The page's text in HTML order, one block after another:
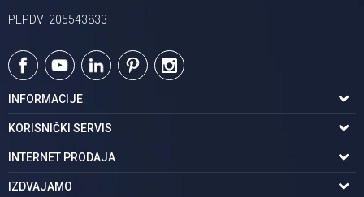
PEPDV: 205543833
INFORMACIJE
O nama
Podaci o trgovcu
Karijera | postani deo tima
KORISNIČKI SERVIS
Uslovi korišćenja
Politika privatnosti
INTERNET PRODAJA
Kako kupiti
IZDVAJAMO